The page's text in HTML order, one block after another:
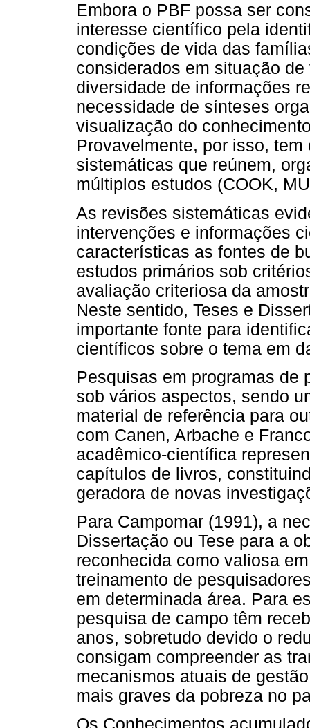
Embora o PBF possa ser
interesse científico pela
condições de vida das
considerados em situação
diversidade de informações
necessidade de sínteses
visualização do
Provavelmente, por isso,
sistemáticas que reúnem,
múltiplos estudos (COOK,
As revisões sistemáticas
intervenções e informações
características as fontes de
estudos primários sob
avaliação criteriosa da
Neste sentido, Teses e
importante fonte para
científicos sobre o tema em
Pesquisas em programas de
sob vários aspectos, sendo
material de referência para
com Canen, Arbache e
acadêmico-científica
capítulos de livros,
geradora de novas
Para Campomar (1991), a
Dissertação ou Tese para a
reconhecida como valiosa
treinamento de
em determinada área. Para
pesquisa de campo têm
anos, sobretudo devido o
consigam compreender as
mecanismos atuais de
mais graves da pobreza no